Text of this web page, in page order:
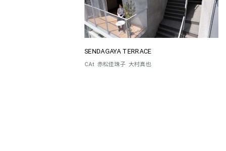
SENDAGAYA TERRACE
CAt 赤松佳珠子 大村真也